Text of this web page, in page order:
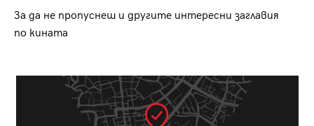
За да не пропуснеш и другите интересни заглавия
по кината